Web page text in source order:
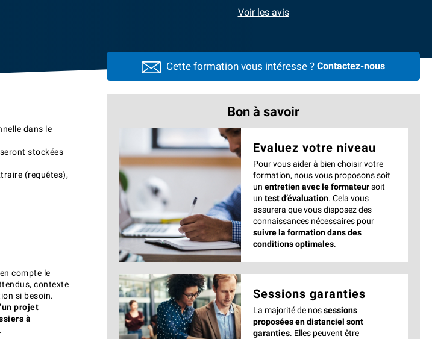
Voir les avis
dans le
stockées
(requêtes),
compte le
contexte
si besoin.
projet
à
Cette formation vous intéresse ? Contactez-nous
Bon à savoir
Evaluez votre niveau
Pour vous aider à bien choisir votre
formation, nous vous proposons soit
un entretien avec le formateursoit
un test d’évaluation. Cela vous
assurera que vous disposez des
connaissances nécessaires pour
suivre la formation dans des
conditions optimales.
Sessions garanties
La majorité de nossessions
proposées en distanciel sont
garanties. Elles peuvent être